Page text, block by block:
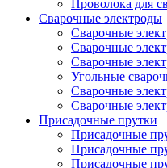
Проволока для
Сварочные электроды
Сварочные
Сварочные
Сварочные
Угольные
Сварочные
Сварочные
Присадочные прутки
Присадочные
Присадочные
Присадочные